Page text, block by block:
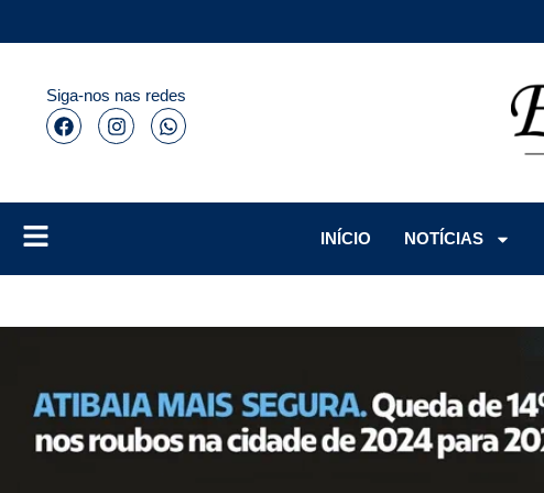
Siga-nos nas redes
INÍCIO
NOTÍCIAS